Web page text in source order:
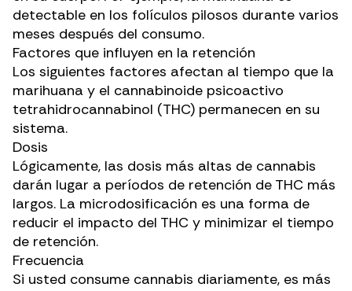
detectable en los folículos pilosos durante varios
meses después del consumo.
Factores que influyen en la retención
Los siguientes factores afectan al tiempo que la
marihuana y el cannabinoide psicoactivo
tetrahidrocannabinol (THC) permanecen en su
sistema.
Dosis
Lógicamente, las dosis más altas de cannabis
darán lugar a períodos de retención de THC más
largos. La microdosificación es una forma de
reducir el impacto del THC y minimizar el tiempo
de retención.
Frecuencia
Si usted consume cannabis diariamente, es más